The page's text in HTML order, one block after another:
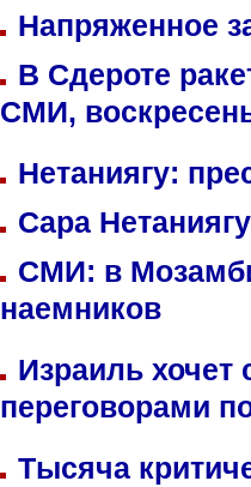
Напряженное
В Сдероте
СМИ,
Нетаниягу:
Сара
СМИ: в
наемников
Израиль хочет
переговорами
Тысяча